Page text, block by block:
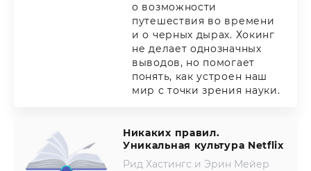
о возможности
путешествия во времени
и о черных дырах. Хокинг
не делает однозначных
выводов, но помогает
понять, как устроен наш
мир с точки зрения науки.
Никаких правил.
Уникальная культура Netflix
Рид Хастингс и Эрин Мейер